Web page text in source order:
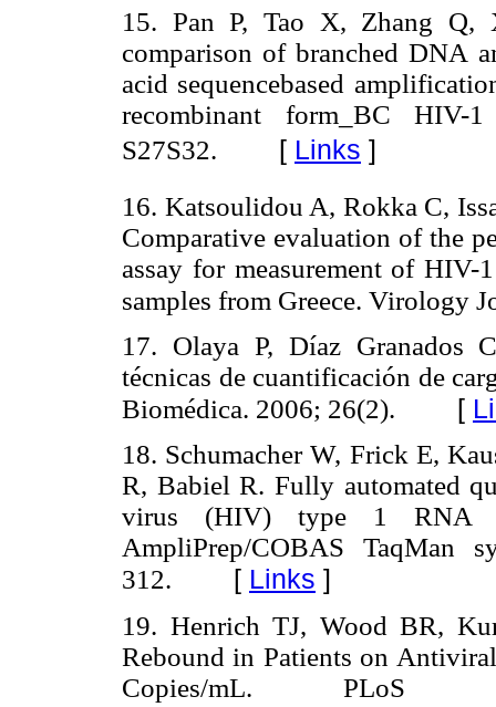
15. Pan P, Tao X, Zhang
comparison of branched DNA
acid sequencebased
recombinant form_BC
S27S32. [ Links ]
16. Katsoulidou A, Rokka C,
Comparative evaluation of the
assay for measurement of
samples from Greece. Virology
17. Olaya P, Díaz Granados
técnicas de cuantificación de
Biomédica. 2006; 26(2). [
18. Schumacher W, Frick E,
R, Babiel R. Fully automated
virus (HIV) type 1 RNA
AmpliPrep/COBAS TaqMan
312. [ Links ]
19. Henrich TJ, Wood BR,
Rebound in Patients on
Copies/mL. PLoS